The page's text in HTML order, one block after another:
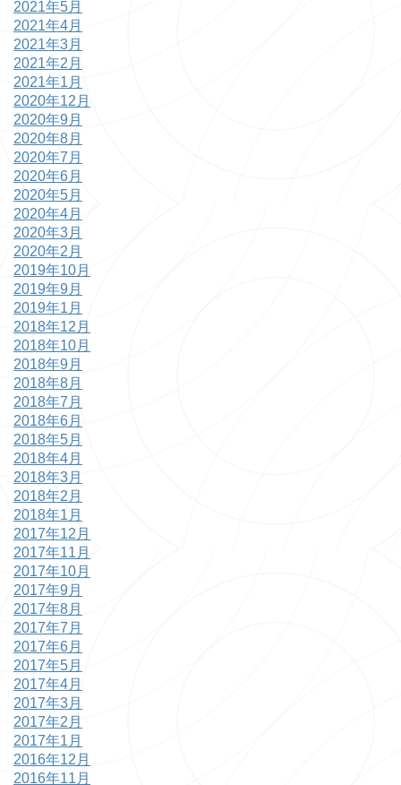
2021年5月
2021年4月
2021年3月
2021年2月
2021年1月
2020年12月
2020年9月
2020年8月
2020年7月
2020年6月
2020年5月
2020年4月
2020年3月
2020年2月
2019年10月
2019年9月
2019年1月
2018年12月
2018年10月
2018年9月
2018年8月
2018年7月
2018年6月
2018年5月
2018年4月
2018年3月
2018年2月
2018年1月
2017年12月
2017年11月
2017年10月
2017年9月
2017年8月
2017年7月
2017年6月
2017年5月
2017年4月
2017年3月
2017年2月
2017年1月
2016年12月
2016年11月